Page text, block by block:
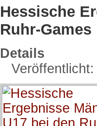
Hessische
Ruhr-Games
Details